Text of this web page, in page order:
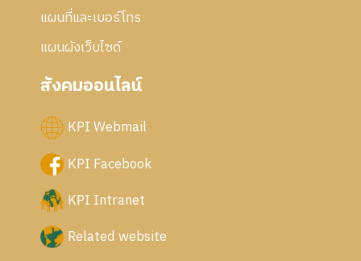
แผนที่และเบอร์โทร
แผนผังเว็บไซด์
สังคมออนไลน์
KPI Webmail
KPI Facebook
KPI Intranet
Related website